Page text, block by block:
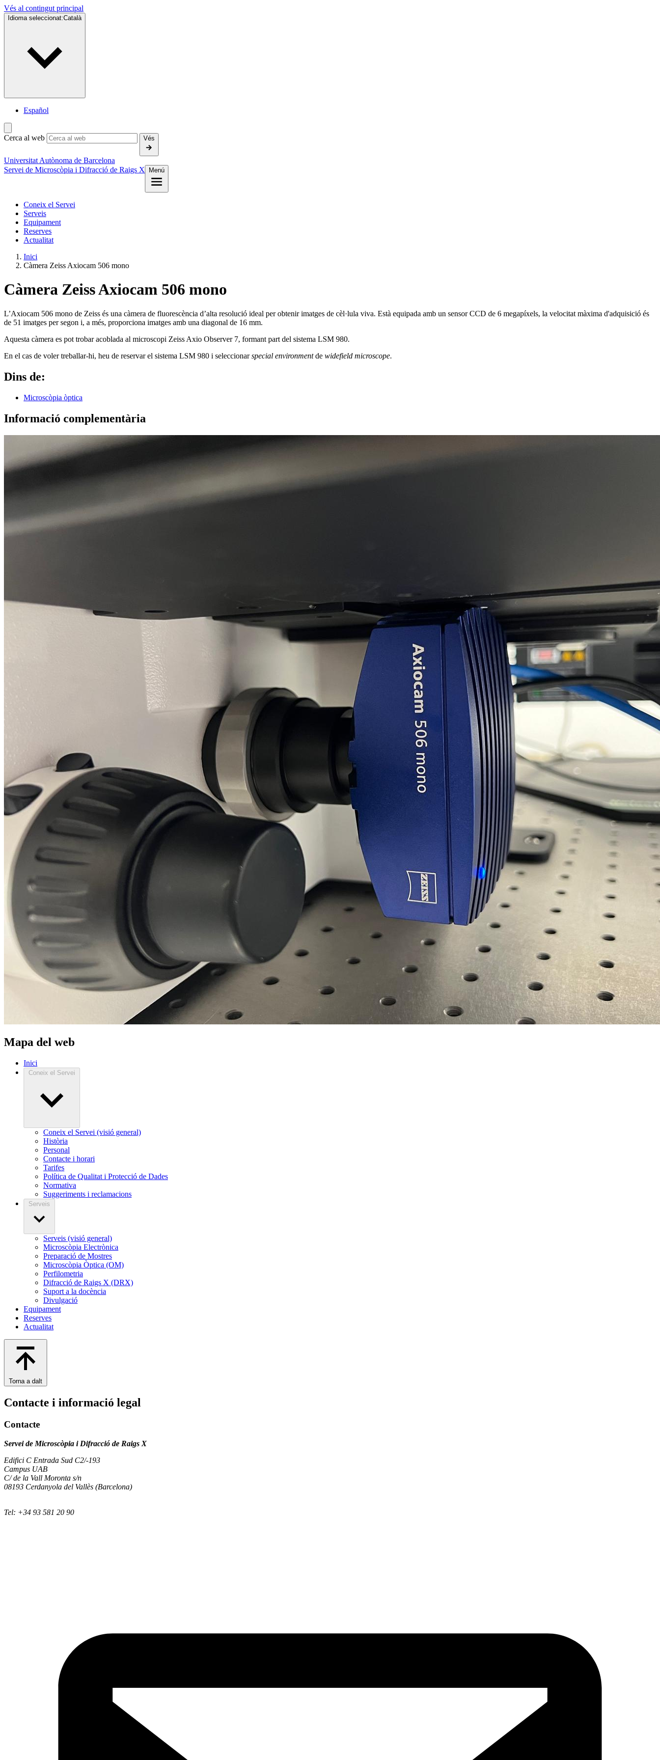
Vés al contingut principal
Idioma seleccionat:Català
Español
Cerca al web Vés
Universitat Autònoma de Barcelona
Servei de Microscòpia i Difracció de Raigs X
Menú
Coneix el Servei
Serveis
Equipament
Reserves
Actualitat
Inici
Càmera Zeiss Axiocam 506 mono
Càmera Zeiss Axiocam 506 mono
L’Axiocam 506 mono de Zeiss és una càmera de fluorescència d’alta resolució ideal per obtenir imatges de cèl·lula viva. Està equipada amb un sensor CCD de 6 megapíxels, la velocitat màxima d'adquisició és
de 51 imatges per segon i, a més, proporciona imatges amb una diagonal de 16 mm.
Aquesta càmera es pot trobar acoblada al microscopi Zeiss Axio Observer 7, formant part del sistema LSM 980.
En el cas de voler treballar-hi, heu de reservar el sistema LSM 980 i seleccionarspecial environmentde widefield microscope.
Dins de:
Microscòpia òptica
Informació complementària
Mapa del web
Inici
Coneix el Servei
Coneix el Servei (visió general)
Història
Personal
Contacte i horari
Tarifes
Política de Qualitat i Protecció de Dades
Normativa
Suggeriments i reclamacions
Serveis
Serveis (visió general)
Microscòpia Electrònica
Preparació de Mostres
Microscòpia Òptica (OM)
Perfilometria
Difracció de Raigs X (DRX)
Suport a la docència
Divulgació
Equipament
Reserves
Actualitat
Torna a dalt
Contacte i informació legal
Contacte
Servei de Microscòpia i Difracció de Raigs X
Edifici C Entrada Sud C2/-193
Campus UAB
C/ de la Vall Moronta s/n
08193 Cerdanyola del Vallès (Barcelona)
Tel: +34 93 581 20 90